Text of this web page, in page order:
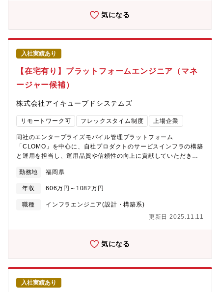
ます。【主な業務内容】当社の多岐にわたる事業領域において、
以下のような幅広いデータ領域での業務を担当していただきま
す。■データ基盤の設計・構築・運用 ・大規模データの収集・保
管・処理に関わるパイプラインの構築 ・データウェアハウス／
データレイクの設計と運用 ・ストリーミング処理基盤の導入・
管理■データ活用のためのエンジニアリング ・社内外向けデータ
活用サービスの要件定義・設計 ・機械学習モデルの本番環境へ
のデプロイやMLOpsの推進 ・可視化やBIツールの導入・運用■
データサイエンス領域のサポート・連携 ・分析用データマート
加速させるためのインフラ構築■プロジェクトマネジメント・推
進 ・関連部門やステークホルダーとの要件調整・進行管理 ・
チームメンバーや協力会社のマネジメント など【期待する役割】
パイプライン構築における技術選定・アーキテクチャ設計 ・運
用・保守体制の構築と継続的な改善■データドリブンな文化の醸
成 ・データ活用の意義や手法をチーム・社内に浸透させ、プロ
ジェクトを推進 ・ステークホルダーやエンジニアとのコミュニ
Java（Spring、SpringBoot）、C♯、JavaScript（TypeScript、
ム: Eclipse、IntelliJ、Visual Studio Code、Docker、
Jenkins、CI/CD、Kubernetes、nginx、GitLab・データベース:
上記は一例です。プロジェクトに合わせて最適なツールを選定
スがあります。■最先端のデータ基盤・ツールに触れられる クラ
気になる
入社実績あり
【在宅有り】プラットフォームエンジニア（マネ
ージャー候補）
株式会社アイキューブドシステムズ
リモートワーク可 フレックスタイム制度 上場企業
同社のエンタープライズモバイル管理プラットフォーム
「CLOMO」を中心に、自社プロダクトのサービスインフラの構築
と運用を担当し、運用品質や信頼性の向上に貢献していただきま
して、チームのマネジメントも行っていただきます。【主な業務
内容】■自社サービス環境の構築・運用: Microsoft Azureをはじめ
とするIaaS、PaaS上にサービス環境を構築し、運用していただき
ます。■セキュリティ施策の企画・実行: クラウド上のシステムや
実行します。■サービス信頼性向上の施策: サービスの信頼性を向
ビス障害が発生した際の応急措置および迅速な復旧作業を行いま
す。【入社したら得られるもの】■最新技術の活用: 同社では
KubernetesやDockerを使用しており、最新のコンテナ技術やオ
ーケストレーションツールに触れる機会があります。■クラウド技
術の深化: Microsoft Azureをはじめとするクラウドプラットフォ
ームを利用したインフラ構築・運用のスキルを高めることができ
勤務地 福岡県
年収 606万円～1082万円
職種
インフラエンジニア(設計・構築系)
更新日 2025.11.11
気になる
入社実績あり